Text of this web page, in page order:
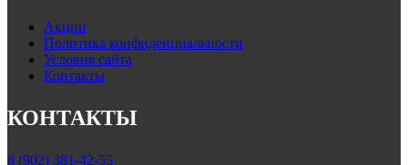
Акции
Политика конфиденциальности
Условия сайта
Контакты
КОНТАКТЫ
8 (902) 381-42-55